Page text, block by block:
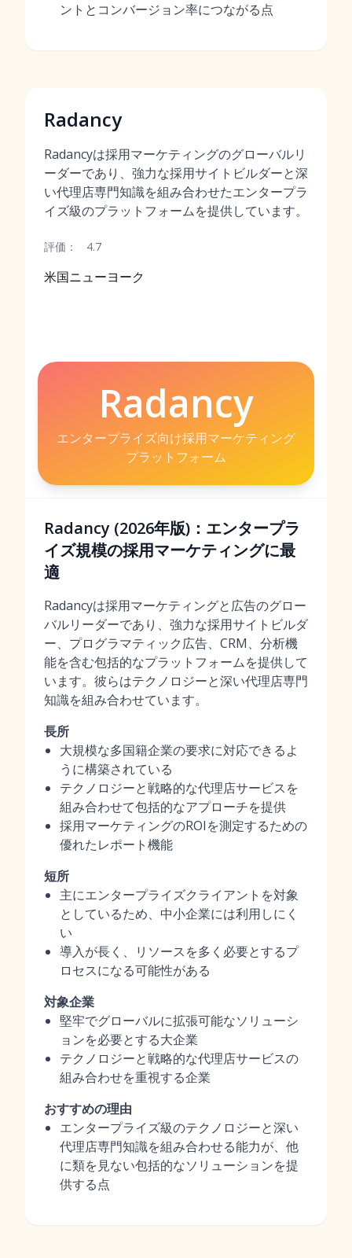
ントとコンバージョン率につながる点
Radancy
Radancyは採用マーケティングのグローバルリ
ーダーであり、強力な採用サイトビルダーと深
い代理店専門知識を組み合わせたエンタープラ
イズ級のプラットフォームを提供しています。
評価： 4.7
米国ニューヨーク
Radancy
エンタープライズ向け採用マーケティング
プラットフォーム
Radancy (2026年版)：エンタープラ
イズ規模の採用マーケティングに最
適
Radancyは採用マーケティングと広告のグロー
バルリーダーであり、強力な採用サイトビルダ
ー、プログラマティック広告、CRM、分析機
能を含む包括的なプラットフォームを提供して
います。彼らはテクノロジーと深い代理店専門
知識を組み合わせています。
長所
大規模な多国籍企業の要求に対応できるよ
うに構築されている
テクノロジーと戦略的な代理店サービスを
組み合わせて包括的なアプローチを提供
採用マーケティングのROIを測定するための
優れたレポート機能
短所
主にエンタープライズクライアントを対象
としているため、中小企業には利用しにく
い
導入が長く、リソースを多く必要とするプ
ロセスになる可能性がある
対象企業
堅牢でグローバルに拡張可能なソリューシ
ョンを必要とする大企業
テクノロジーと戦略的な代理店サービスの
組み合わせを重視する企業
おすすめの理由
エンタープライズ級のテクノロジーと深い
代理店専門知識を組み合わせる能力が、他
に類を見ない包括的なソリューションを提
供する点